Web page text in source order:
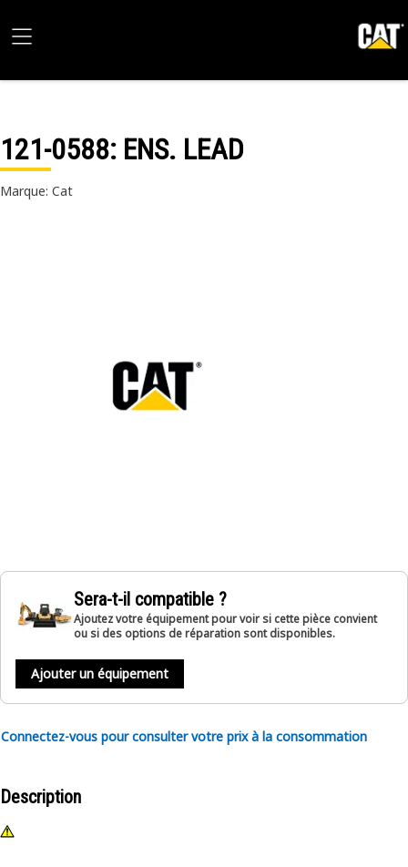
121-0588: ENS. LEAD
Marque: Cat
Sera-t-il compatible ?
Ajoutez votre équipement pour voir si cette pièce convient
ou si des options de réparation sont disponibles.
Ajouter un équipement
Connectez-vous pour consulter votre prix à la consommation
Description